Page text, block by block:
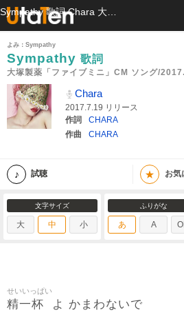
よみ：Sympathy
Sympathy 歌詞
大塚製薬「ファイブミニ」CM ソング/
Chara
2017.7.19 リリース
作詞
CHARA
作曲
CHARA
試聴 ★ お気
文字サイズ
大 中 小
ふりがな
あ A
精一杯
せいいっぱい
よ かまわないで